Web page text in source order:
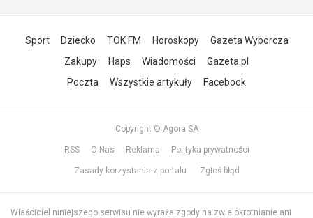
Sport Dziecko TOK FM Horoskopy
Gazeta Wyborcza
Zakupy
Haps Wiadomości
Gazeta.pl
Poczta
Wszystkie artykuły Facebook
Copyright © Agora SA
RSS O Nas Reklama Polityka prywatności
Zasady korzystania z portalu Zgłoś błąd
Właściciel niniejszego serwisu nie wyraża zgody na zwielokrotnianie ani